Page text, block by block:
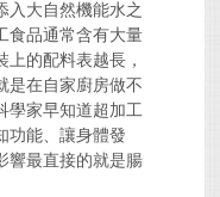
入大自然機能水之
食品通常含有大量
的配料表越長，
是在自家廚房做不
學家早知道超加工
功能、讓身體發
響最直接的就是腸